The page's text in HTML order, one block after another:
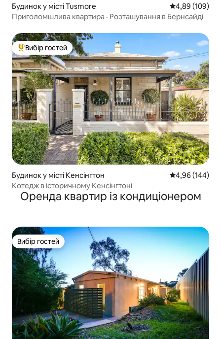
Будинок у місті Tusmore Середня
4,89 (109)
Приголомшлива квартира · Розташування в Бернсайді
Топ вибір гостей
Вибір гостей
Будинок у місті Кенсінгтон Середня
4,96 (144)
Котедж в історичному Кенсінгтоні
Оренда квартир із кондиціонером
Вибір гостей
Вибір гостей